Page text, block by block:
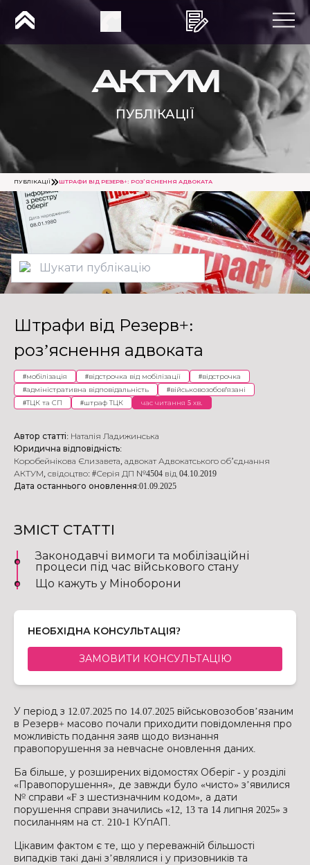
ПУБЛІКАЦІЇ
ПУБЛІКАЦІЇ ШТРАФИ ВІД РЕЗЕРВ+: РОЗ’ЯСНЕННЯ АДВОКАТА
Штрафи від Резерв+:
роз’яснення адвоката
#мобілізація #відстрочка від мобілізації #відстрочка
#адміністративна відповідальність #військовозобов'язані
#ТЦК та СП #штраф ТЦК час читання 5 хв.
Автор статті: Наталія Ладижинська
Юридична відповідність:
Коробейнікова Єлизавета, адвокат Адвокатського об’єднання
АКТУМ, свідоцтво: #Серія ДП №4504 від 04.10.2019
Дата останнього оновлення:01.09.2025
ЗМІСТ СТАТТІ
Законодавчі вимоги та мобілізаційні
процеси під час військового стану
Що кажуть у Міноборони
НЕОБХІДНА КОНСУЛЬТАЦІЯ?
ЗАМОВИТИ КОНСУЛЬТАЦІЮ
У період з 12.07.2025 по 14.07.2025 військовозобов’язаним
в Резерв+ масово почали приходити повідомлення про
можливість подання заяв щодо визнання
правопорушення за невчасне оновлення даних.
Ба більше, у розширених відомостях Оберіг - у розділі
«Правопорушення», де завжди було «чисто» з’явилися
№ справи «F з шестизначним кодом», а дати
порушення справи значились «12, 13 та 14 липня 2025» з
посиланням на ст. 210-1 КУпАП.
Цікавим фактом є те, що у переважній більшості
випадків такі дані з’являлися і у призовників та